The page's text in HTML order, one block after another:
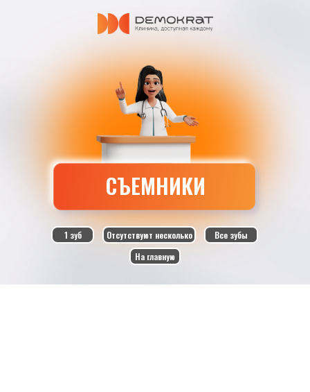
На главную
Все зубы
Отсутствуют несколько
1 зуб
СЪЕМНИКИ